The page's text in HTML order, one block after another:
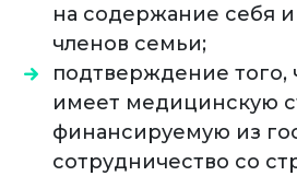
на содержание себя
членов семьи;
подтверждение того,
имеет медицинскую
финансируемую из
сотрудничество со